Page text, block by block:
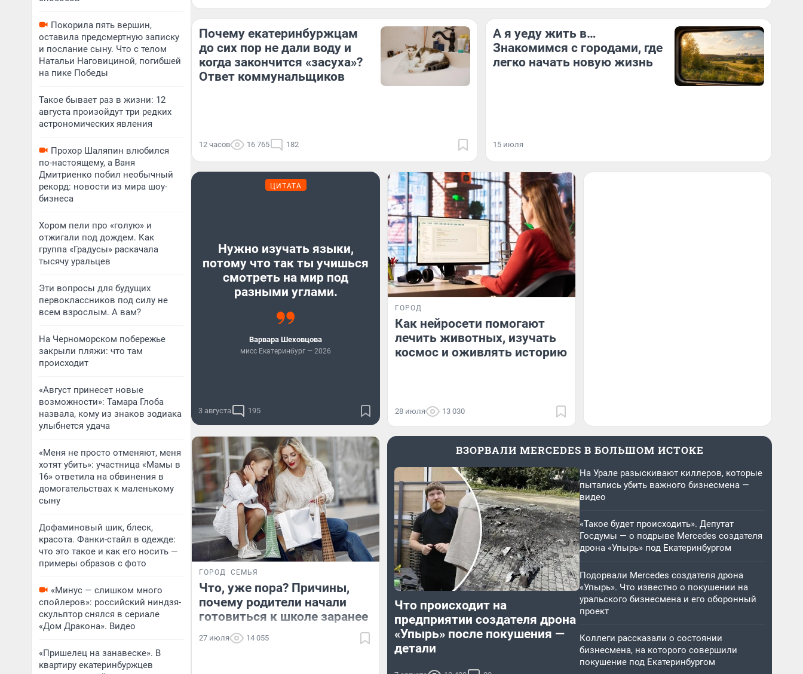
Покорила пять вершин,
оставила предсмертную записку
и послание сыну. Что с телом
Натальи Наговициной, погибшей
на пике Победы
Такое бывает раз в жизни: 12
августа произойдут три редких
астрономических явления
Прохор Шаляпин влюбился
по-настоящему, а Ваня
Дмитриенко побил необычный
рекорд: новости из мира шоу-
бизнеса
Хором пели про «голую» и
отжигали под дождем. Как
группа «Градусы» раскачала
тысячу уральцев
Эти вопросы для будущих
первоклассников под силу не
всем взрослым. А вам?
На Черноморском побережье
закрыли пляжи: что там
происходит
«Август принесет новые
возможности»: Тамара Глоба
назвала, кому из знаков зодиака
улыбнется удача
«Меня не просто отменяют, меня
хотят убить»: участница «Мамы в
16» ответила на обвинения в
домогательствах к маленькому
сыну
Дофаминовый шик, блеск,
красота. Фанки-стайл в одежде:
что это такое и как его носить —
примеры образов с фото
«Минус — слишком много
спойлеров»: российский ниндзя-
скульптор снялся в сериале
«Дом Дракона». Видео
«Пришелец на занавеске». В
квартиру екатеринбуржцев
Почему екатеринбуржцам
до сих пор не дали воду и
когда закончится «засуха»?
Ответ коммунальщиков
12 часов 16 765 182
А я уеду жить в…
Знакомимся с городами, где
легко начать новую жизнь
15 июля
ЦИТАТА
Нужно изучать языки,
потому что так ты учишься
смотреть на мир под
разными углами.
Варвара Шеховцова
мисс Екатеринбург — 2026
3 августа 195
ГОРОД
Как нейросети помогают
лечить животных, изучать
космос и оживлять историю
28 июля 13 030
ГОРОД СЕМЬЯ
Что, уже пора? Причины,
почему родители начали
готовиться к школе заранее
27 июля 14 055
ВЗОРВАЛИ MERCEDES В БОЛЬШОМ ИСТОКЕ
Что происходит на
предприятии создателя дрона
«Упырь» после покушения —
детали
На Урале разыскивают киллеров, которые
пытались убить важного бизнесмена —
видео
«Такое будет происходить». Депутат
Госдумы — о подрыве Mercedes создателя
дрона «Упырь» под Екатеринбургом
Подорвали Mercedes создателя дрона
«Упырь». Что известно о покушении на
уральского бизнесмена и его оборонный
проект
Коллеги рассказали о состоянии
бизнесмена, на которого совершили
покушение под Екатеринбургом